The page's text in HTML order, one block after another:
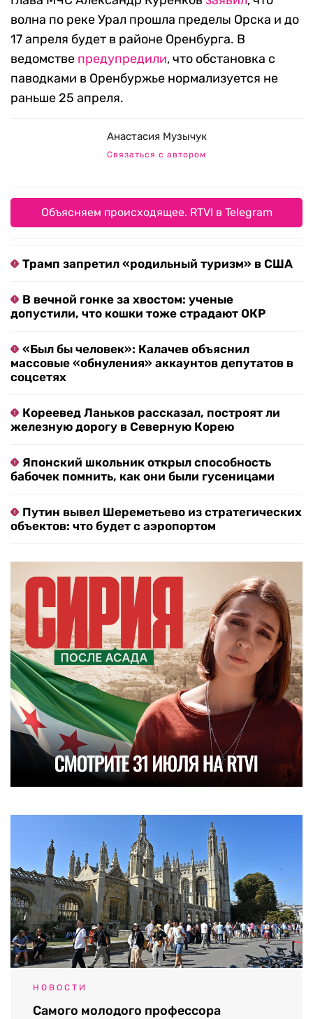
волна по реке Урал прошла пределы Орска и до
17 апреля будет в районе Оренбурга. В
ведомстве предупредили, что обстановка с
паводками в Оренбуржье нормализуется не
раньше 25 апреля.
Анастасия Музычук
Связаться с автором
Объясняем происходящее. RTVI в Telegram
Трамп запретил «родильный туризм» в США
В вечной гонке за хвостом: ученые
допустили, что кошки тоже страдают ОКР
«Был бы человек»: Калачев объяснил
массовые «обнуления» аккаунтов депутатов в
соцсетях
Кореевед Ланьков рассказал, построят ли
железную дорогу в Северную Корею
Японский школьник открыл способность
бабочек помнить, как они были гусеницами
Путин вывел Шереметьево из стратегических
объектов: что будет с аэропортом
НОВОСТИ
Самого молодого профессора